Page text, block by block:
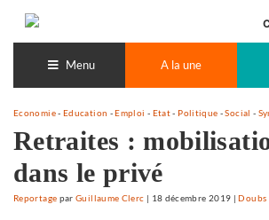
contenu
Menu A la une
Economie- Education -Emploi - Etat- Politique -Social -
Retraites :
dans le privé
Reportage parGuillaume Clerc | 18 décembre 2019 |Doubs